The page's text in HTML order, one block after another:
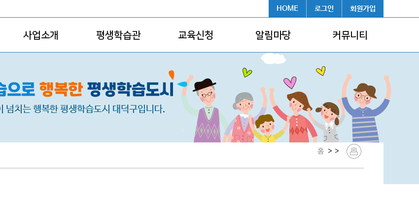
HOME 로그인 회원가입
사업소개 평생학습관 교육신청 알림마당 커뮤니티
홈 > >